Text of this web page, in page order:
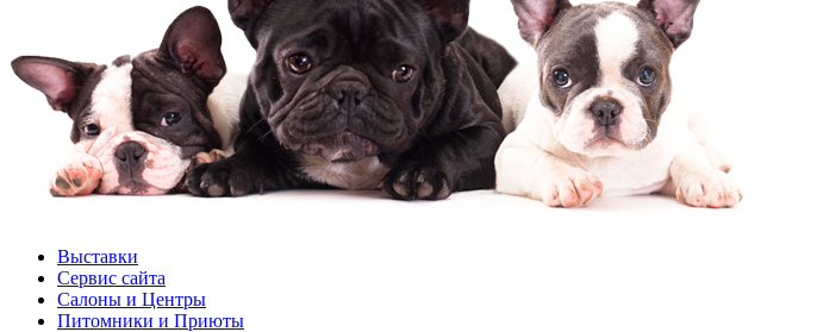
Выставки
Сервис сайта
Салоны и Центры
Питомники и Приюты